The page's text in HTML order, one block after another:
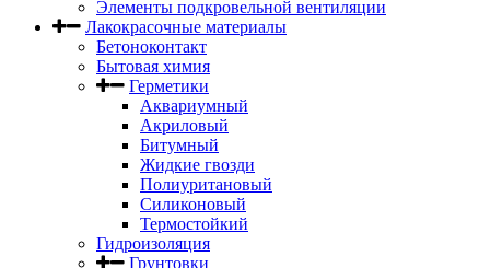
Элементы подкровельной вентиляции
Лакокрасочные материалы
Бетоноконтакт
Бытовая химия
Герметики
Аквариумный
Акриловый
Битумный
Жидкие гвозди
Полиуритановый
Силиконовый
Термостойкий
Гидроизоляция
Грунтовки